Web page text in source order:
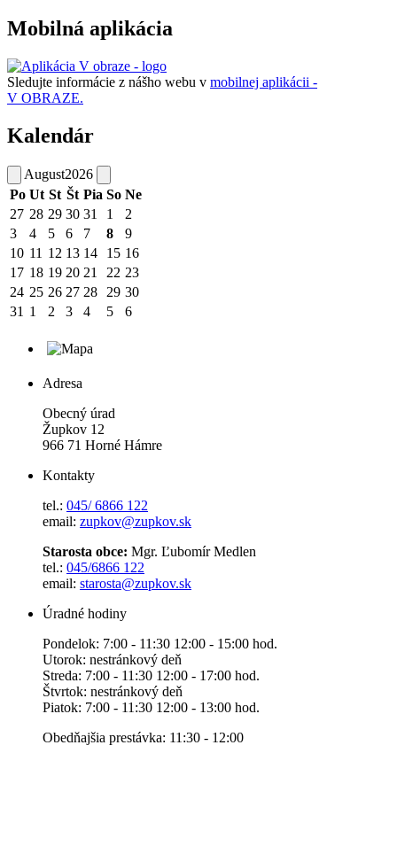
Mobilná aplikácia
Sledujte informácie z nášho webu v mobilnej aplikácii -
V OBRAZE.
Kalendár
August2026
Po Ut St Št Pia So Ne
27 28 29 30 31 1
2
3
4 5 6 7 8
9
10 11 12 13 14 15 16
17 18 19 20 21 22 23
24 25 26 27 28 29 30
31 1 2 3 4 5 6
Adresa
Obecný úrad
Župkov 12
966 71 Horné Hámre
Kontakty
tel.: 045/ 6866 122
email: zupkov@zupkov.sk
Starosta obce: Mgr. Ľubomír Medlen
tel.: 045/6866 122
email: starosta@zupkov.sk
Úradné hodiny
Pondelok: 7:00 - 11:30 12:00 - 15:00 hod.
Utorok: nestránkový deň
Streda: 7:00 - 11:30 12:00 - 17:00 hod.
Štvrtok: nestránkový deň
Piatok: 7:00 - 11:30 12:00 - 13:00 hod.
Obedňajšia prestávka: 11:30 - 12:00